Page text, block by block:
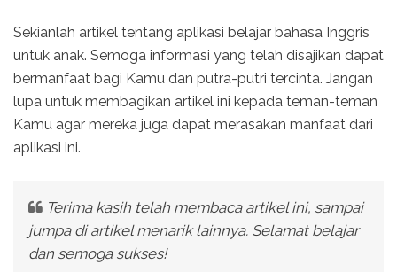
Sekianlah artikel tentang aplikasi belajar bahasa Inggris
untuk anak. Semoga informasi yang telah disajikan dapat
bermanfaat bagi Kamu dan putra-putri tercinta. Jangan
lupa untuk membagikan artikel ini kepada teman-teman
Kamu agar mereka juga dapat merasakan manfaat dari
aplikasi ini.
Terima kasih telah membaca artikel ini, sampai
jumpa di artikel menarik lainnya. Selamat belajar
dan semoga sukses!